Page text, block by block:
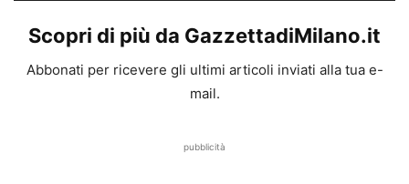
Scopri di più da GazzettadiMilano.it
Abbonati per ricevere gli ultimi articoli inviati alla tua e-
mail.
pubblicità